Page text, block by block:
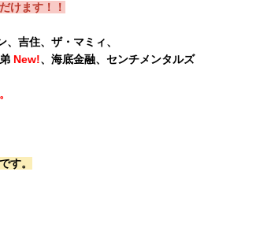
けます！！
吉住、ザ・マミィ、
New!、海底金融、センチメンタルズ
す。